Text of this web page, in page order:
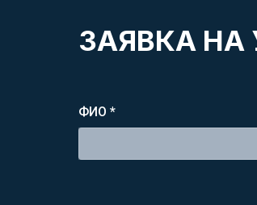
ЗАЯВКА НА
ФИО *